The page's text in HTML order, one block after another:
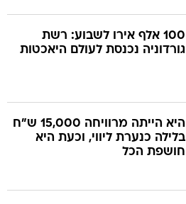
100 אלף אירו לשבוע: רשת
גורדוניה נכנסת לעולם היאכטות
היא הייתה מרוויחה 15,000 ש"ח
בלילה כנערת ליווי, וכעת היא
חושפת הכל